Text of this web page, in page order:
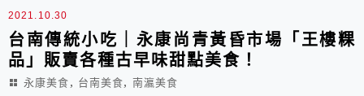
2021.10.30
台南傳統小吃｜永康尚青黃昏市場「王樓粿
品」販賣各種古早味甜點美食！
永康美食 , 台南美食, 南瀛美食